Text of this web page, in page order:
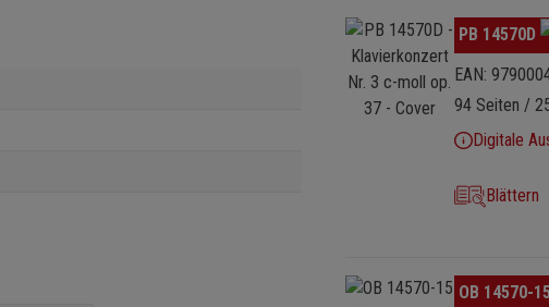
Bildergalerie überspringen
PB 14570D
EAN:
94 Seiten /
Digitale
Blättern
Bildergalerie überspringen
OB 14570-15